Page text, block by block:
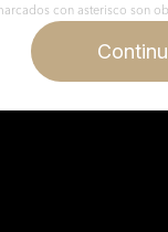
con asterisco son